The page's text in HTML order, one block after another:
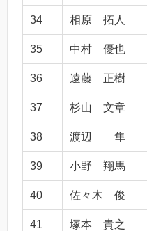
34 相原 拓人
35 中村 優也
36 遠藤 正樹
37 杉山 文章
38 渡辺 隼
39 小野 翔馬
40 佐々木 俊
41 塚本 貴之